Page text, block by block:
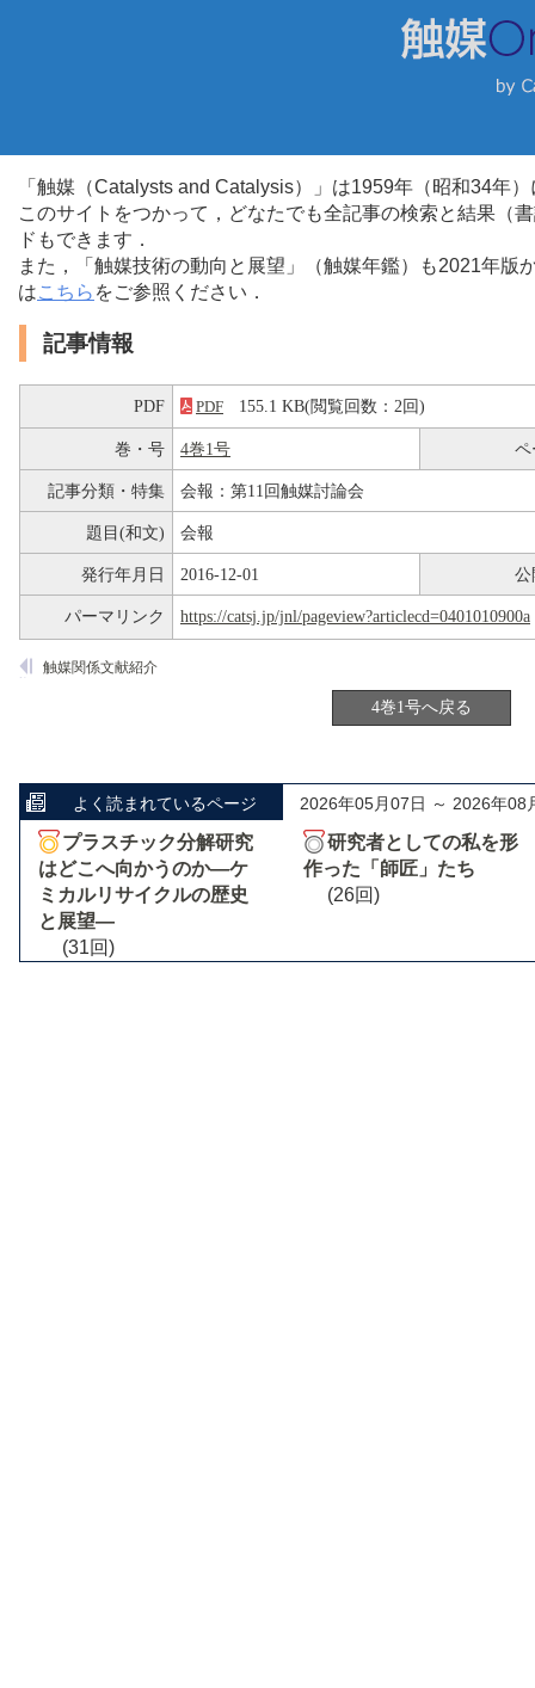
「触媒（Catalysts and Catalysis）」は1959年（昭和34年
このサイトをつかって，どなたでも全記事の検索と結果（
ドもできます．
また，「触媒技術の動向と展望」（触媒年鑑）も2021年
はこちら をご参照ください．
記事情報
PDF PDF 155.1 KB(閲覧回数：2回)
巻・号 4巻1号 ペ
記事分類・特集 会報：第11回触媒討論会
題目(和文) 会報
発行年月日 2016-12-01 公
パーマリンク https://catsj.jp/jnl/pageview?articlecd=0401010900a
触媒関係文献紹介
4巻1号へ戻る
よく読まれているページ 2026年05月07日 ～ 2026年08
プラスチック分解研究
はどこへ向かうのか―ケ
ミカルリサイクルの歴史
と展望―
(31回)
研究者としての私を形
作った「師匠」たち
(26回)